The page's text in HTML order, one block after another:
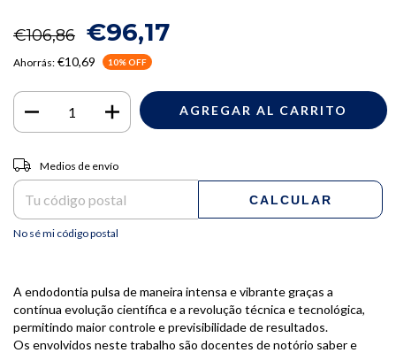
€106,86 €96,17
Ahorrás: €10,69 10% OFF
Entregas para el CP:
Medios de envío
CALCULAR
No sé mi código postal
A endodontia pulsa de maneira intensa e vibrante graças a
contínua evolução científica e a revolução técnica e tecnológica,
permitindo maior controle e previsibilidade de resultados.
Os envolvidos neste trabalho são docentes de notório saber e